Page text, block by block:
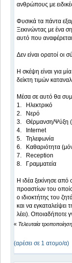
ανθρώπους με
Φυσικά τα πάντα
Ξεκινώντας με ένα
αυτό που
Δεν είναι ορατοί οι
Η σκέψη είναι για
δείκτη τιμών
Μέσα σε αυτό θα
1. Ηλεκτρικό
2. Νερό
3. Θέρμανση/Ψύξη
4. Internet
5. Τηλεφωνία
6. Καθαριότητα
7. Reception
8. Γραμματεία
Η ιδέα ξεκίνησε
προαστίων του
ο ιδιοκτήτης του
και να
λέει). Οποιαδήποτε
« Τελευταία
(αρέσει σε 1 ατομο/α)